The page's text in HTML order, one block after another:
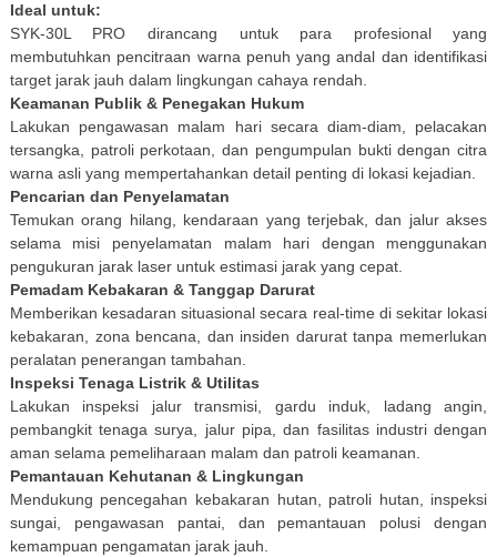
Ideal untuk:
SYK-30L PRO dirancang untuk para profesional yang
membutuhkan pencitraan warna penuh yang andal dan identifikasi
target jarak jauh dalam lingkungan cahaya rendah.
Keamanan Publik & Penegakan Hukum
Lakukan pengawasan malam hari secara diam-diam, pelacakan
tersangka, patroli perkotaan, dan pengumpulan bukti dengan citra
warna asli yang mempertahankan detail penting di lokasi kejadian.
Pencarian dan Penyelamatan
Temukan orang hilang, kendaraan yang terjebak, dan jalur akses
selama misi penyelamatan malam hari dengan menggunakan
pengukuran jarak laser untuk estimasi jarak yang cepat.
Pemadam Kebakaran & Tanggap Darurat
Memberikan kesadaran situasional secara real-time di sekitar lokasi
kebakaran, zona bencana, dan insiden darurat tanpa memerlukan
peralatan penerangan tambahan.
Inspeksi Tenaga Listrik & Utilitas
Lakukan inspeksi jalur transmisi, gardu induk, ladang angin,
pembangkit tenaga surya, jalur pipa, dan fasilitas industri dengan
aman selama pemeliharaan malam dan patroli keamanan.
Pemantauan Kehutanan & Lingkungan
Mendukung pencegahan kebakaran hutan, patroli hutan, inspeksi
sungai, pengawasan pantai, dan pemantauan polusi dengan
kemampuan pengamatan jarak jauh.